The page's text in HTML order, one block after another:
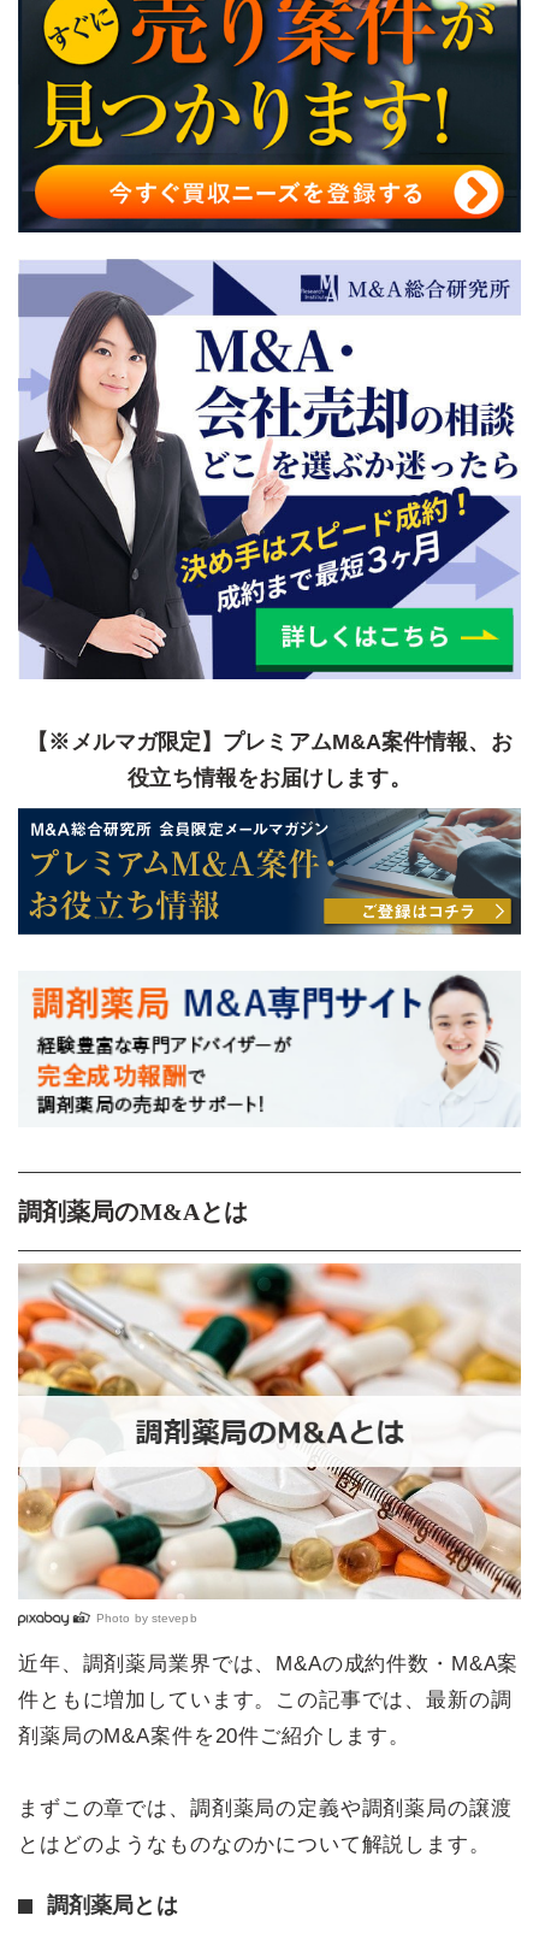
まとめ
【※メルマガ限定】プレミアムM&A案件情報、お
役立ち情報をお届けします。
調剤薬局のM&Aとは
Photo by stevepb
近年、調剤薬局業界では、M&Aの成約件数・M&A案
件ともに増加しています。この記事では、最新の調
剤薬局のM&A案件を20件ご紹介します。
まずこの章では、調剤薬局の定義や調剤薬局の譲渡
とはどのようなものなのかについて解説します。
調剤薬局とは